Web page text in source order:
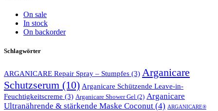
On sale
In stock
On backorder
Schlagwörter
ARGANICARE Repair Spray – Stumpfes (3) Arganicare
Schutzserum (10) Arganicare Schützende Leave-in-
Feuchtigkeitscreme (3) Arganicare Shower Gel (2) Arganicare
Ultranährende & stärkende Maske Coconut (4) ARGANICARE®